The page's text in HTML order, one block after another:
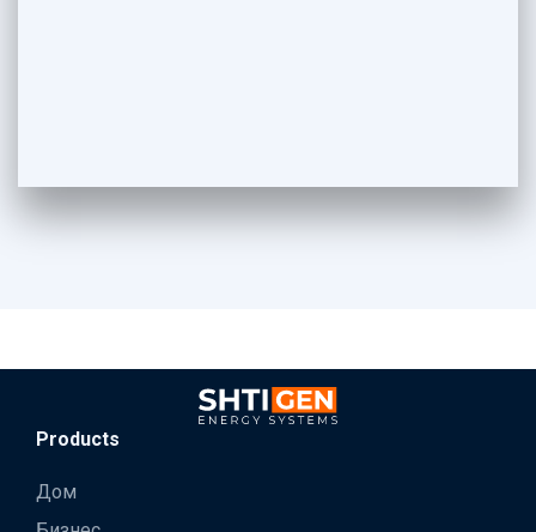
Products
Дом